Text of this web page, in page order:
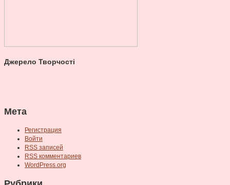
Джерело Творчості
Мета
Регистрация
Войти
RSS записей
RSS комментариев
WordPress.org